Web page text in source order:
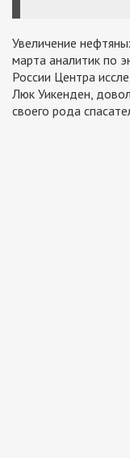
Увеличение
марта аналитик по
России Центра
Люк Уикенден,
своего рода